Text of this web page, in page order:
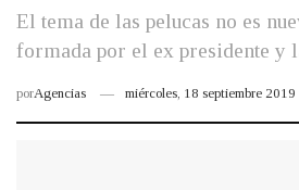
El tema de las pelucas no es
formada por el ex presidente y
porAgencias miércoles, 18 septiembre